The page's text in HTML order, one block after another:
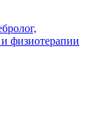
физиотерапии